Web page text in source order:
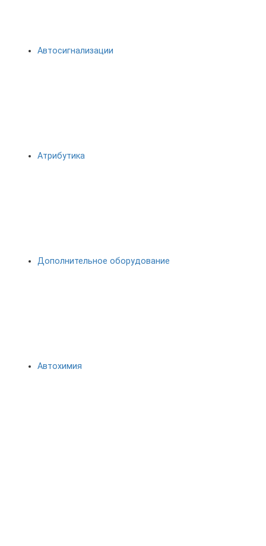
Автосигнализации
Атрибутика
Дополнительное оборудование
Автохимия